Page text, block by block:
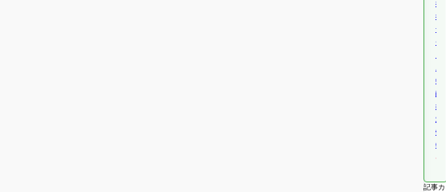
福
祉
サ
ー
ス
報
酬
改
定
情
報
記事カ